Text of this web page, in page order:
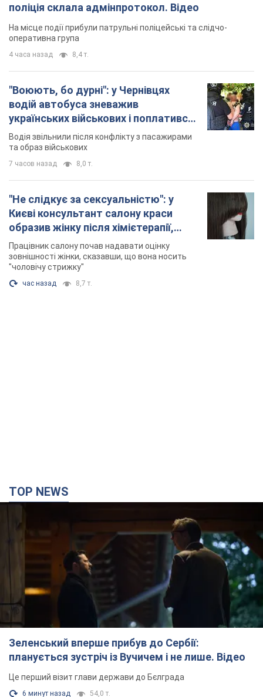
поліція склала адмінпротокол. Відео
На місце події прибули патрульні поліцейські та слідчо-
оперативна група
4 часа назад 8,4 т.
"Воюють, бо дурні": у Чернівцях
водій автобуса зневажив
українських військових і поплатився.
Відео
Водія звільнили після конфлікту з пасажирами
та образ військових
7 часов назад 8,0 т.
"Не слідкує за сексуальністю": у
Києві консультант салону краси
образив жінку після хімієтерапії,
розгорівся скандал. Фото
Працівник салону почав надавати оцінку
зовнішності жінки, сказавши, що вона носить
"чоловічу стрижку"
час назад 8,7 т.
TOP NEWS
Зеленський вперше прибув до Сербії:
планується зустріч із Вучичем і не лише. Відео
Це перший візит глави держави до Бєлграда
6 минут назад 54,0 т.